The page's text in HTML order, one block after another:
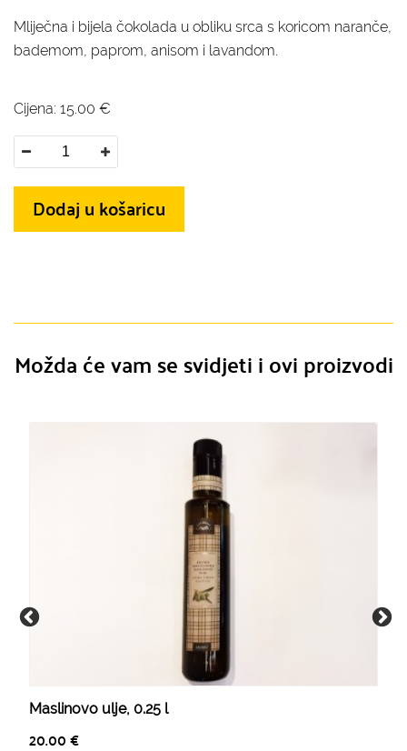
Mliječna i bijela čokolada u obliku srca s koricom naranče,
bademom, paprom, anisom i lavandom.
Cijena: 15.00 €
Dodaj u košaricu
Možda će vam se svidjeti i ovi proizvodi
Maslinovo ulje, 0.25 l
20.00€